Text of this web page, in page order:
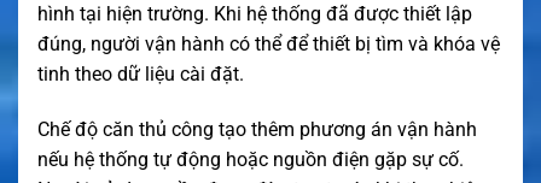
hình tại hiện trường. Khi hệ thống đã được thiết lập
đúng, người vận hành có thể để thiết bị tìm và khóa vệ
tinh theo dữ liệu cài đặt.
Chế độ căn thủ công tạo thêm phương án vận hành
nếu hệ thống tự động hoặc nguồn điện gặp sự cố.